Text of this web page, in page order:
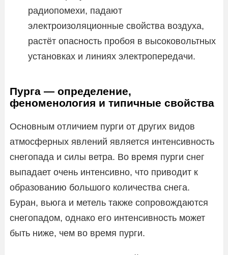
радиопомехи, падают
электроизоляционные свойства воздуха,
растёт опасность пробоя в высоковольтных
установках и линиях электропередачи.
Пурга — определение,
феноменология и типичные свойства
Основным отличием пурги от других видов
атмосферных явлений является интенсивность
снегопада и силы ветра. Во время пурги снег
выпадает очень интенсивно, что приводит к
образованию большого количества снега.
Буран, вьюга и метель также сопровождаются
снегопадом, однако его интенсивность может
быть ниже, чем во время пурги.